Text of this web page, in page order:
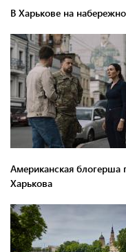
В Харькове на
Американская блогерша
Харькова